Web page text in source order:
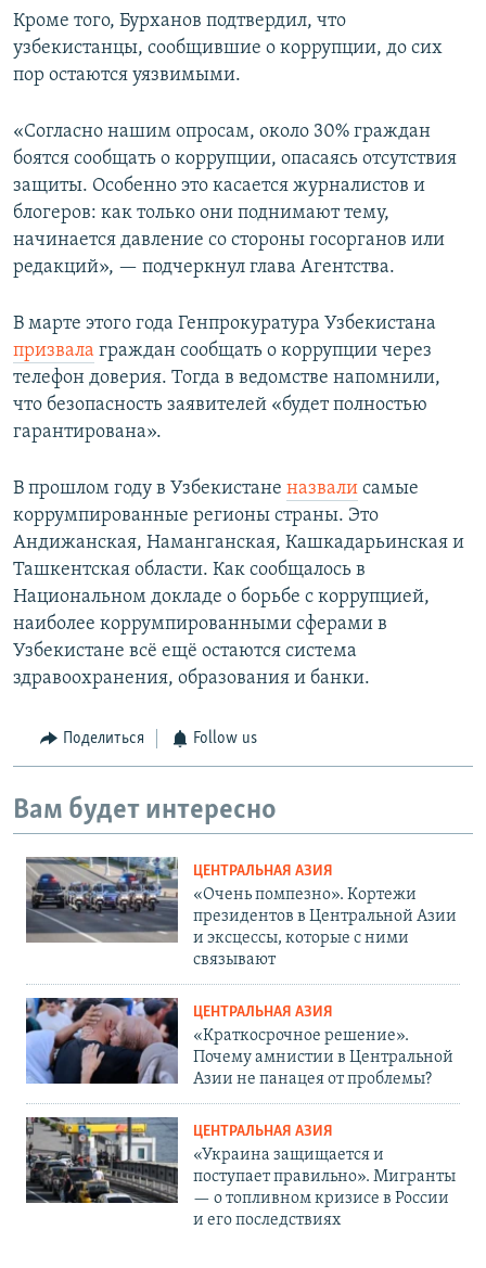
Кроме того, Бурханов подтвердил, что
узбекистанцы, сообщившие о коррупции, до сих
пор остаются уязвимыми.
«Согласно нашим опросам, около 30% граждан
боятся сообщать о коррупции, опасаясь отсутствия
защиты. Особенно это касается журналистов и
блогеров: как только они поднимают тему,
начинается давление со стороны госорганов или
редакций», — подчеркнул глава Агентства.
В марте этого года Генпрокуратура Узбекистана
призвала граждан сообщать о коррупции через
телефон доверия. Тогда в ведомстве напомнили,
что безопасность заявителей «будет полностью
гарантирована».
В прошлом году в Узбекистане назвали самые
коррумпированные регионы страны. Это
Андижанская, Наманганская, Кашкадарьинская и
Ташкентская области. Как сообщалось в
Национальном докладе о борьбе с коррупцией,
наиболее коррумпированными сферами в
Узбекистане всё ещё остаются система
здравоохранения, образования и банки.
Поделиться Follow us
Вам будет интересно
ЦЕНТРАЛЬНАЯ АЗИЯ
«Очень помпезно». Кортежи
президентов в Центральной Азии
и эксцессы, которые с ними
связывают
ЦЕНТРАЛЬНАЯ АЗИЯ
«Краткосрочное решение».
Почему амнистии в Центральной
Азии не панацея от проблемы?
ЦЕНТРАЛЬНАЯ АЗИЯ
«Украина защищается и
поступает правильно». Мигранты
— о топливном кризисе в России
и его последствиях